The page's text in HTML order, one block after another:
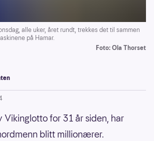
alle uker, året rundt, trekkes det til sammen
på Hamar.
Foto: Ola Thorset
Vikinglotto for 31 år siden, har
blitt millionærer.